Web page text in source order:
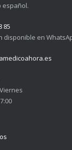
español.
85
disponible en